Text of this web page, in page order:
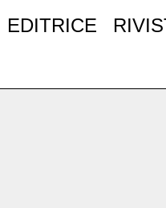
EDITRICE